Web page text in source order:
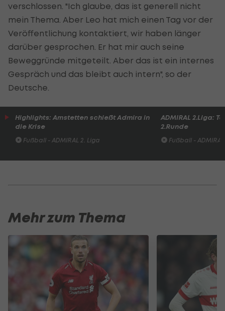
verschlossen. "Ich glaube, das ist generell nicht
mein Thema. Aber Leo hat mich einen Tag vor der
Veröffentlichung kontaktiert, wir haben länger
darüber gesprochen. Er hat mir auch seine
Beweggründe mitgeteilt. Aber das ist ein internes
Gespräch und das bleibt auch intern", so der
Deutsche.
Highlights: Amstetten schießt Admira in
die Krise
Fußball - ADMIRAL 2. Liga
ADMIRAL 2.Liga:
2.Runde
Fußball -
Mehr zum Thema